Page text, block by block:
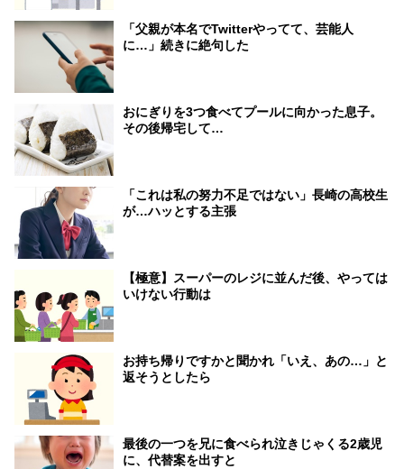
「父親が本名でTwitterやってて、芸能人
に…」続きに絶句した
おにぎりを3つ食べてプールに向かった息子。
その後帰宅して…
「これは私の努力不足ではない」長崎の高校生
が…ハッとする主張
【極意】スーパーのレジに並んだ後、やっては
いけない行動は
お持ち帰りですかと聞かれ「いえ、あの…」と
返そうとしたら
最後の一つを兄に食べられ泣きじゃくる2歳児
に、代替案を出すと